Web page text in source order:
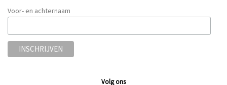
Voor- en achternaam
Volg ons